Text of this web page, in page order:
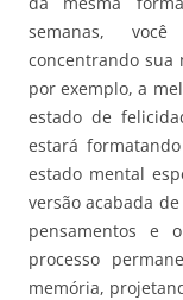
semanas,
concentrando sua
por exemplo, a
estado de
estará
estado mental
versão acabada
pensamentos e
processo
memória,